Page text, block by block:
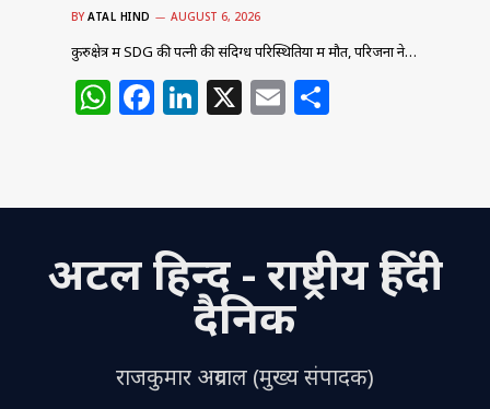
BY ATAL HIND AUGUST 6, 2026
कुरुक्षेत्र में SDG की पत्नी की संदिग्ध परिस्थितियों में मौत, परिजनों ने…
W
s
p
p
F
e
o
o
Li
e
n
X E
l e
अटल हिन्द - राष्ट्रीय हिंदी
दैनिक
राजकुमार अग्रवाल (मुख्य संपादक)